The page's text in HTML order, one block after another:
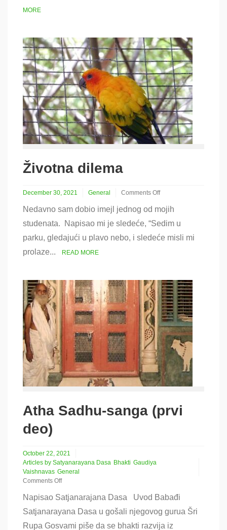
prvi
MORE
Životna dilema
December 30, 2021 General
Comments Off
Životna
dilema
Nedavno sam dobio imejl jednog od mojih
studenata. Napisao mi je sledeće, “Sedim u
parku, gledajući u plavo nebo, i sledeće misli mi
prolaze...
READ MORE
Atha Sadhu-sanga (prvi
deo)
October 22, 2021
Articles by Satyanarayana Dasa Bhakti Gaudiya
Vaishnavas General
Comments Off
Atha
Sadhu-
sanga
(prvi
Napisao Satjanarajana Dasa Uvod Babađi
Satjanarayana Dasa u gošali njegovog gurua Šri
Rupa Gosvami piše da se bhakti razvija iz